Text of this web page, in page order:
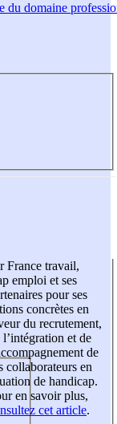
du domaine
France travail,
emploi et ses
pour ses
concrètes en
du recrutement,
l’intégration et de
de
collaborateurs en
de handicap.
en savoir plus,
cet article.